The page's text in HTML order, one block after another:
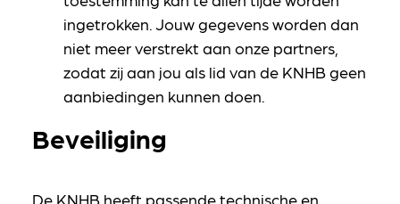
ingetrokken. Jouw gegevens worden dan
niet meer verstrekt aan onze partners,
zodat zij aan jou als lid van de KNHB geen
aanbiedingen kunnen doen.
Beveiliging
De KNHB heeft passende technische en